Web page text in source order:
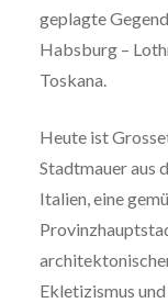
geplagte
Habsburg –
Toskana.
Heute ist
Stadtmauer aus
Italien, eine
Ekletizismus